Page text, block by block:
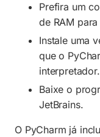
Prefira um
de RAM
Instale uma
que o
interpretador.
Baixe o
JetBrains.
O PyCharm já